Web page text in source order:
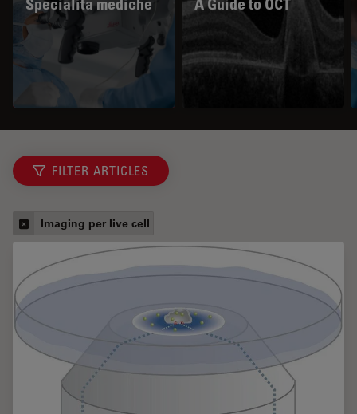
FILTER ARTICLES
Imaging per live cell